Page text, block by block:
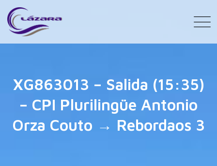
XG863013 – Salida (15:35)
– CPI Plurilingüe Antonio
Orza Couto → Rebordaos 3